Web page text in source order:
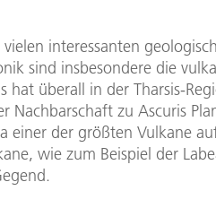
interessanten
sind insbesondere die
hat überall in der Tharsis-
zu Ascuris
einer der größten Vulkane
wie zum Beispiel der